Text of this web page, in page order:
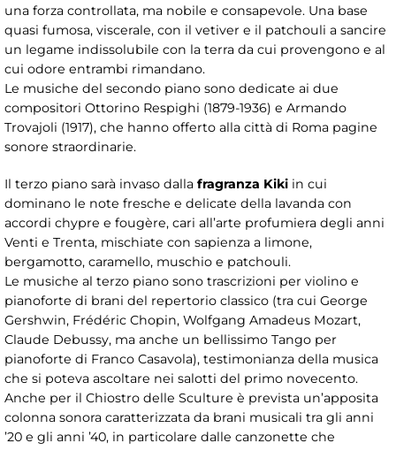
una forza controllata, ma nobile e consapevole. Una base
quasi fumosa, viscerale, con il vetiver e il patchouli a sancire
un legame indissolubile con la terra da cui provengono e al
cui odore entrambi rimandano.
Le musiche del secondo piano sono dedicate ai due
compositori Ottorino Respighi (1879-1936) e Armando
Trovajoli (1917), che hanno offerto alla città di Roma pagine
sonore straordinarie.
Il terzo piano sarà invaso dalla fragranza Kiki in cui
dominano le note fresche e delicate della lavanda con
accordi chypre e fougère, cari all’arte profumiera degli anni
Venti e Trenta, mischiate con sapienza a limone,
bergamotto, caramello, muschio e patchouli.
Le musiche al terzo piano sono trascrizioni per violino e
pianoforte di brani del repertorio classico (tra cui George
Gershwin, Frédéric Chopin, Wolfgang Amadeus Mozart,
Claude Debussy, ma anche un bellissimo Tango per
pianoforte di Franco Casavola), testimonianza della musica
che si poteva ascoltare nei salotti del primo novecento.
Anche per il Chiostro delle Sculture è prevista un’apposita
colonna sonora caratterizzata da brani musicali tra gli anni
’20 e gli anni ’40, in particolare dalle canzonette che